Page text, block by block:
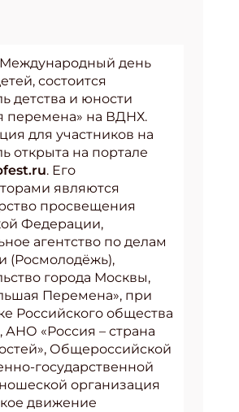
день
состоится
детства и юности
перемена» на ВДНХ.
для участников на
открыта на портале
. Его
являются
просвещения
Федерации,
агентство по делам
(Росмолодёжь),
города Москвы,
Перемена», при
Российского общества
АНО «Россия – страна
Общероссийской
государственной
организация
движение